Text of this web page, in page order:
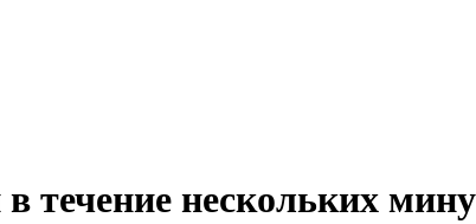
течение нескольких